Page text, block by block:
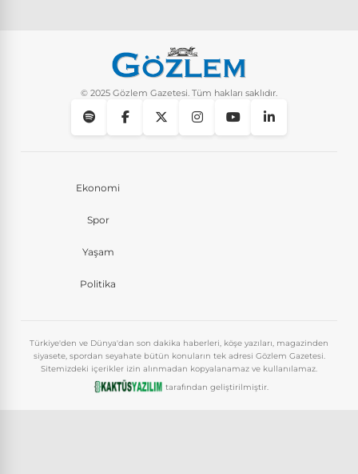
© 2025 Gözlem Gazetesi. Tüm hakları saklıdır.
Ekonomi
Spor
Yaşam
Politika
Türkiye'den ve Dünya'dan son dakika haberleri, köşe yazıları, magazinden
siyasete, spordan seyahate bütün konuların tek adresi Gözlem Gazetesi.
Sitemizdeki içerikler izin alınmadan kopyalanamaz ve kullanılamaz.
tarafından geliştirilmiştir.